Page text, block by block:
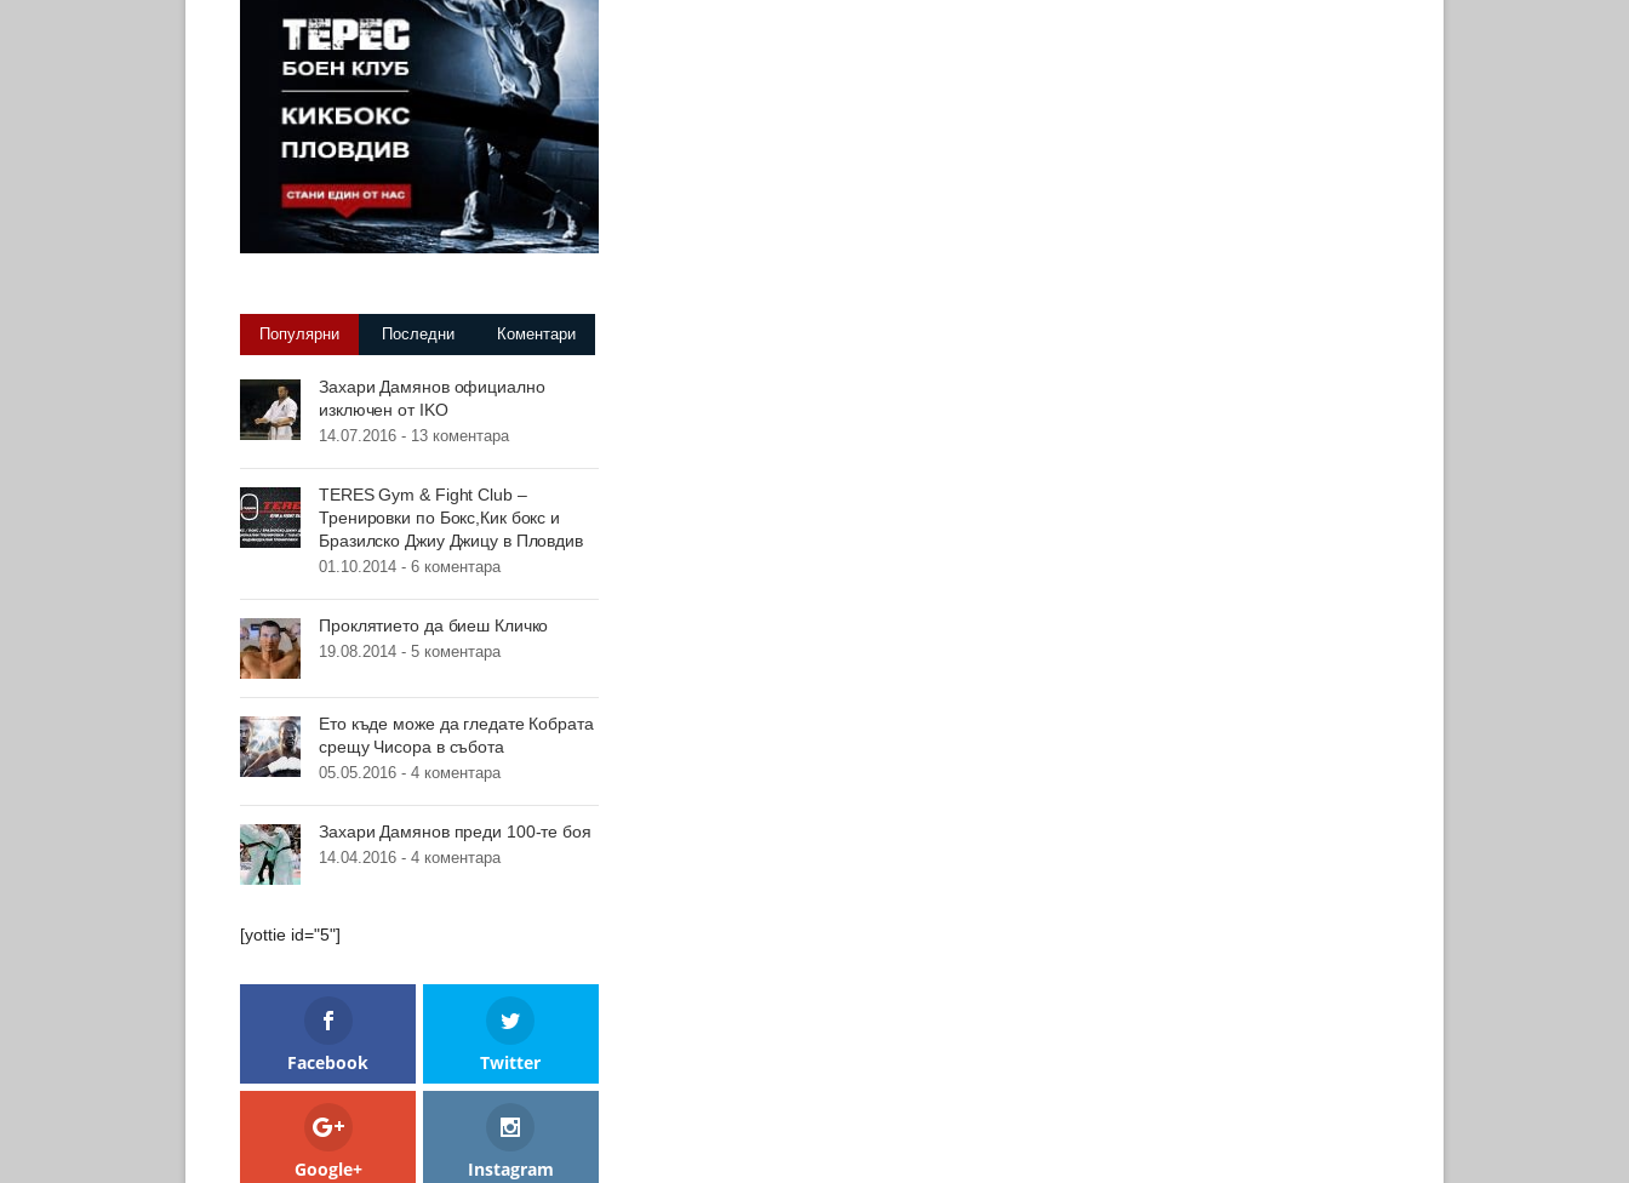
Популярни Последни Коментари
Захари Дамянов официално
изключен от IKO
14.07.2016 - 13 коментара
TERES Gym & Fight Club –
Тренировки по Бокс,Кик бокс и
Бразилско Джиу Джицу в Пловдив
01.10.2014 - 6 коментара
Проклятието да биеш Кличко
19.08.2014 - 5 коментара
Ето къде може да гледате Кобрата
срещу Чисора в събота
05.05.2016 - 4 коментара
Захари Дамянов преди 100-те боя
14.04.2016 - 4 коментара
[yottie id="5"]
Facebook Twitter
Google+ Instagram